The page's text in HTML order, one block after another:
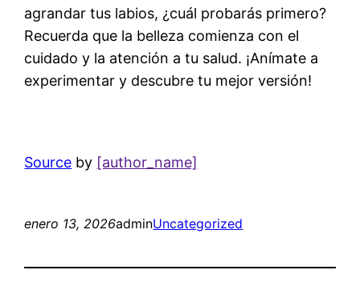
agrandar tus labios, ¿cuál probarás primero?
Recuerda que la belleza comienza con el
cuidado y la atención a tu salud. ¡Anímate a
experimentar y descubre tu mejor versión!
Source by [author_name]
enero 13, 2026adminUncategorized